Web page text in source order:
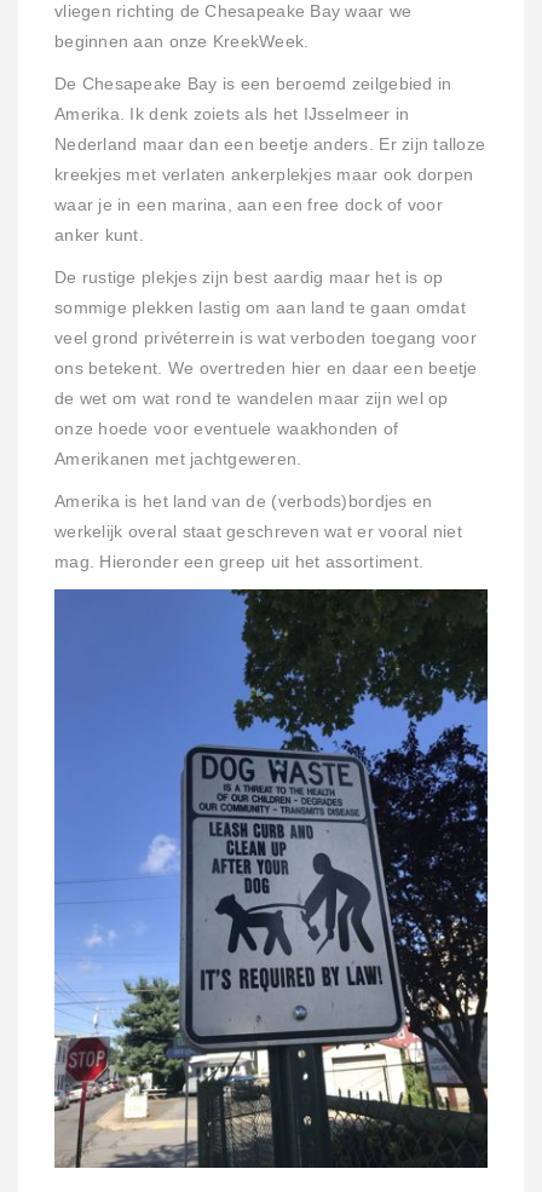
vliegen richting de Chesapeake Bay waar we
beginnen aan onze KreekWeek.
De Chesapeake Bay is een beroemd zeilgebied in
Amerika. Ik denk zoiets als het IJsselmeer in
Nederland maar dan een beetje anders. Er zijn talloze
kreekjes met verlaten ankerplekjes maar ook dorpen
waar je in een marina, aan een free dock of voor
anker kunt.
De rustige plekjes zijn best aardig maar het is op
sommige plekken lastig om aan land te gaan omdat
veel grond privéterrein is wat verboden toegang voor
ons betekent. We overtreden hier en daar een beetje
de wet om wat rond te wandelen maar zijn wel op
onze hoede voor eventuele waakhonden of
Amerikanen met jachtgeweren.
Amerika is het land van de (verbods)bordjes en
werkelijk overal staat geschreven wat er vooral niet
mag. Hieronder een greep uit het assortiment.